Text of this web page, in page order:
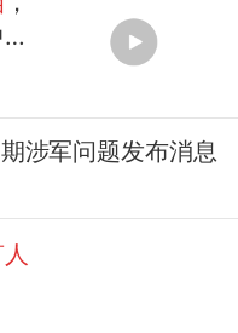
涉军问题发布消息